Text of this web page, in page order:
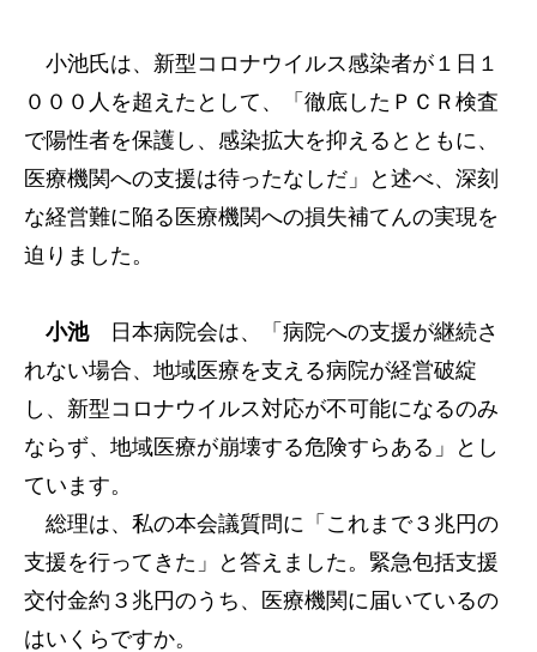
小池氏は、新型コロナウイルス感染者が１日１
０００人を超えたとして、「徹底したＰＣＲ検査
で陽性者を保護し、感染拡大を抑えるとともに、
医療機関への支援は待ったなしだ」と述べ、深刻
な経営難に陥る医療機関への損失補てんの実現を
迫りました。
小池日本病院会は、「病院への支援が継続さ
れない場合、地域医療を支える病院が経営破綻
し、新型コロナウイルス対応が不可能になるのみ
ならず、地域医療が崩壊する危険すらある」とし
ています。
総理は、私の本会議質問に「これまで３兆円の
支援を行ってきた」と答えました。緊急包括支援
交付金約３兆円のうち、医療機関に届いているの
はいくらですか。